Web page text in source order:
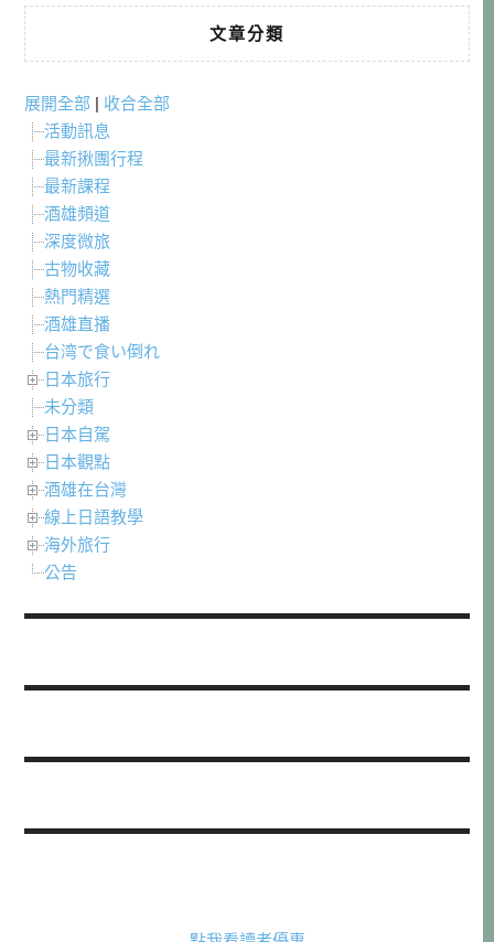
文章分類
展開全部 | 收合全部
活動訊息
最新揪團行程
最新課程
酒雄頻道
深度微旅
古物收藏
熱門精選
酒雄直播
台湾で食い倒れ
日本旅行
未分類
日本自駕
日本觀點
酒雄在台灣
線上日語教學
海外旅行
公告